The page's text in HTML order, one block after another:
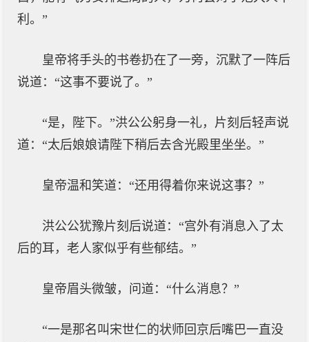
利。”
皇帝将手头的书卷扔在了一旁，沉默了一阵后
说道：“这事不要说了。”
“是，陛下。”洪公公躬身一礼，片刻后轻声说
道：“太后娘娘请陛下稍后去含光殿里坐坐。”
皇帝温和笑道：“还用得着你来说这事？”
洪公公犹豫片刻后说道：“宫外有消息入了太
后的耳，老人家似乎有些郁结。”
皇帝眉头微皱，问道：“什么消息？”
“一是那名叫宋世仁的状师回京后嘴巴一直没